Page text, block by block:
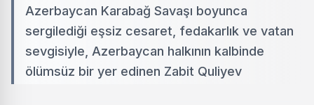
Azerbaycan Karabağ Savaşı boyunca
sergilediği eşsiz cesaret, fedakarlık ve vatan
sevgisiyle, Azerbaycan halkının kalbinde
ölümsüz bir yer edinen Zabit Quliyev